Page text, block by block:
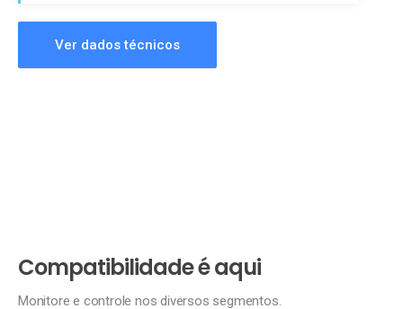
Ver dados técnicos
Compatibilidade é aqui
Monitore e controle nos diversos segmentos.